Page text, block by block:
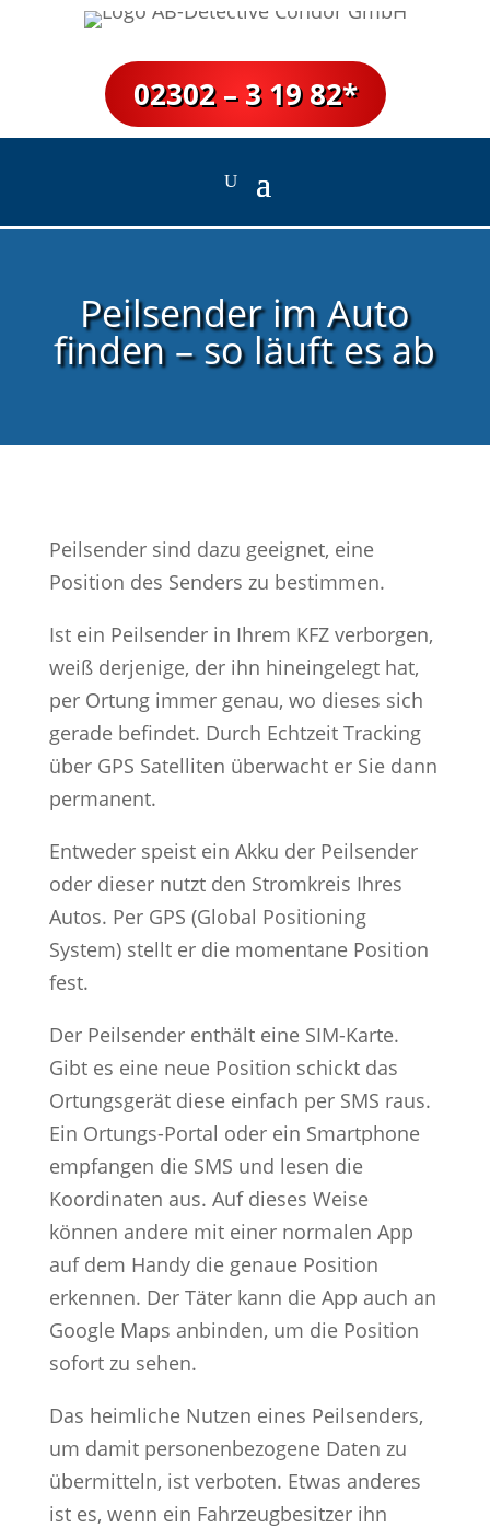
02302 – 3 19 82*
Peilsender im Auto
finden – so läuft es ab
Peilsender sind dazu geeignet, eine
Position des Senders zu bestimmen.
Ist ein Peilsender in Ihrem KFZ verborgen,
weiß derjenige, der ihn hineingelegt hat,
per Ortung immer genau, wo dieses sich
gerade befindet. Durch Echtzeit Tracking
über GPS Satelliten überwacht er Sie dann
permanent.
Entweder speist ein Akku der Peilsender
oder dieser nutzt den Stromkreis Ihres
Autos. Per GPS (Global Positioning
System) stellt er die momentane Position
fest.
Der Peilsender enthält eine SIM-Karte.
Gibt es eine neue Position schickt das
Ortungsgerät diese einfach per SMS raus.
Ein Ortungs-Portal oder ein Smartphone
empfangen die SMS und lesen die
Koordinaten aus. Auf dieses Weise
können andere mit einer normalen App
auf dem Handy die genaue Position
erkennen. Der Täter kann die App auch an
Google Maps anbinden, um die Position
sofort zu sehen.
Das heimliche Nutzen eines Peilsenders,
um damit personenbezogene Daten zu
übermitteln, ist verboten. Etwas anderes
ist es, wenn ein Fahrzeugbesitzer ihn